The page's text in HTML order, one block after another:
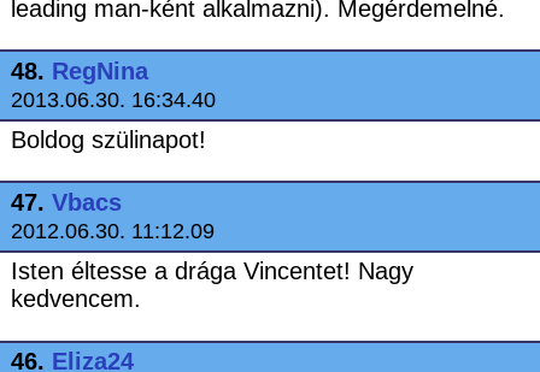
leading man-ként alkalmazni). Megérdemelné.
48. RegNina
2013.06.30. 16:34.40
Boldog szülinapot!
47. Vbacs
2012.06.30. 11:12.09
Isten éltesse a drága Vincentet! Nagy
kedvencem.
46. Eliza24